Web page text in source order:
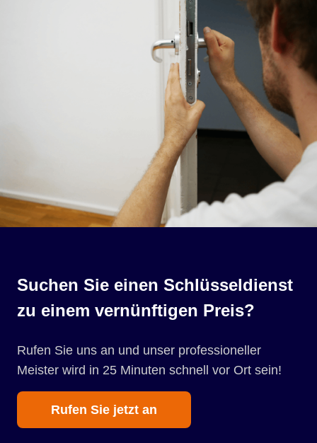
Suchen Sie einen Schlüsseldienst
zu einem vernünftigen Preis?
Rufen Sie uns an und unser professioneller
Meister wird in 25 Minuten schnell vor Ort sein!
Rufen Sie jetzt an